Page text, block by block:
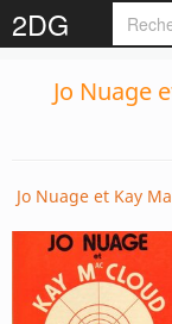
2DG
Jo Nuage
Jo Nuage et Kay